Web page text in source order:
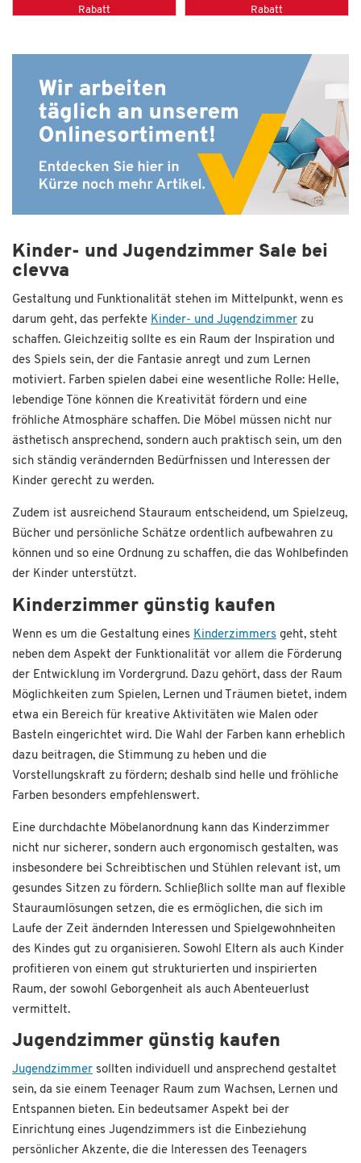
Rabatt
Rabatt
Kinder- und Jugendzimmer Sale bei
clevva
Gestaltung und Funktionalität stehen im Mittelpunkt, wenn es
darum geht, das perfekte Kinder- und Jugendzimmer zu
schaffen. Gleichzeitig sollte es ein Raum der Inspiration und
des Spiels sein, der die Fantasie anregt und zum Lernen
motiviert. Farben spielen dabei eine wesentliche Rolle: Helle,
lebendige Töne können die Kreativität fördern und eine
fröhliche Atmosphäre schaffen. Die Möbel müssen nicht nur
ästhetisch ansprechend, sondern auch praktisch sein, um den
sich ständig verändernden Bedürfnissen und Interessen der
Kinder gerecht zu werden.
Zudem ist ausreichend Stauraum entscheidend, um Spielzeug,
Bücher und persönliche Schätze ordentlich aufbewahren zu
können und so eine Ordnung zu schaffen, die das Wohlbefinden
der Kinder unterstützt.
Kinderzimmer günstig kaufen
Wenn es um die Gestaltung eines Kinderzimmers geht, steht
neben dem Aspekt der Funktionalität vor allem die Förderung
der Entwicklung im Vordergrund. Dazu gehört, dass der Raum
Möglichkeiten zum Spielen, Lernen und Träumen bietet, indem
etwa ein Bereich für kreative Aktivitäten wie Malen oder
Basteln eingerichtet wird. Die Wahl der Farben kann erheblich
dazu beitragen, die Stimmung zu heben und die
Vorstellungskraft zu fördern; deshalb sind helle und fröhliche
Farben besonders empfehlenswert.
Eine durchdachte Möbelanordnung kann das Kinderzimmer
nicht nur sicherer, sondern auch ergonomisch gestalten, was
insbesondere bei Schreibtischen und Stühlen relevant ist, um
gesundes Sitzen zu fördern. Schließlich sollte man auf flexible
Stauraumlösungen setzen, die es ermöglichen, die sich im
Laufe der Zeit ändernden Interessen und Spielgewohnheiten
des Kindes gut zu organisieren. Sowohl Eltern als auch Kinder
profitieren von einem gut strukturierten und inspirierten
Raum, der sowohl Geborgenheit als auch Abenteuerlust
vermittelt.
Jugendzimmer günstig kaufen
Jugendzimmer sollten individuell und ansprechend gestaltet
sein, da sie einem Teenager Raum zum Wachsen, Lernen und
Entspannen bieten. Ein bedeutsamer Aspekt bei der
Einrichtung eines Jugendzimmers ist die Einbeziehung
persönlicher Akzente, die die Interessen des Teenagers